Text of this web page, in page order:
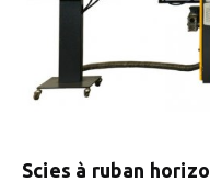
Scies à ruban